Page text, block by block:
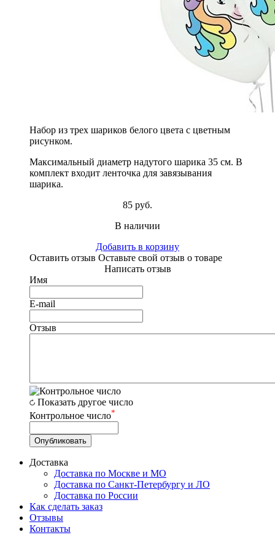
Набор из трех шариков белого цвета с цветным
рисунком.
Максимальный диаметр надутого шарика 35 см. В
комплект входит ленточка для завязывания
шарика.
85 руб.
В наличии
Добавить в корзину
Оставить отзыв Оставьте свой отзыв о товаре
Написать отзыв
Имя
E-mail
Отзыв
Показать другое число
Контрольное число*
Доставка
Доставка по Москве и МО
Доставка по Санкт-Петербургу и ЛО
Доставка по России
Как сделать заказ
Отзывы
Контакты